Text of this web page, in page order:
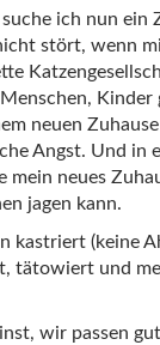
ich nun ein
stört, wenn
Kinder
neuen
Angst. Und in
mein neues
jagen kann.
kastriert (keine
tätowiert und
wir passen